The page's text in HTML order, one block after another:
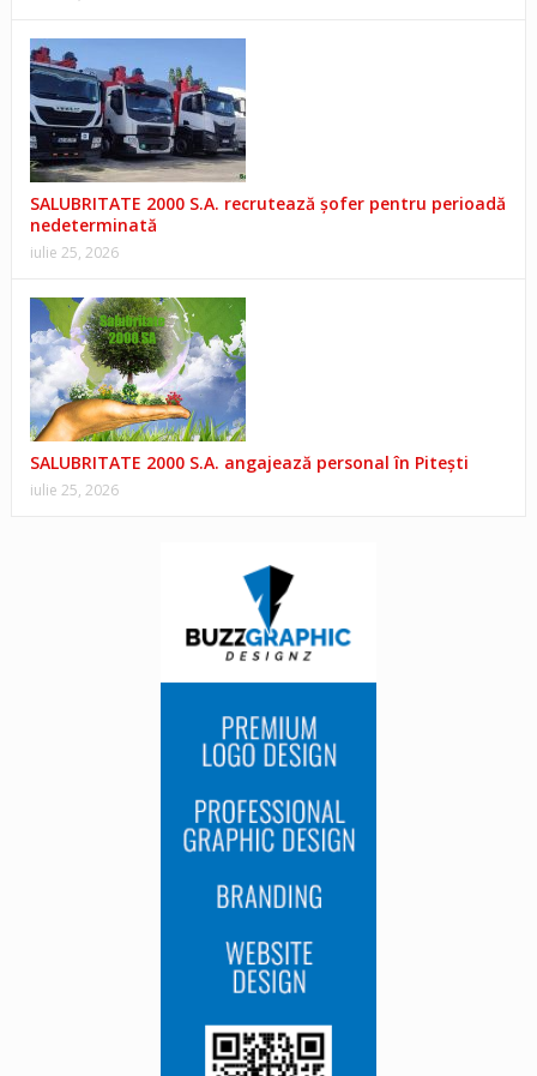
SALUBRITATE 2000 S.A. recrutează șofer pentru perioadă
nedeterminată
iulie 25, 2026
SALUBRITATE 2000 S.A. angajează personal în Pitești
iulie 25, 2026